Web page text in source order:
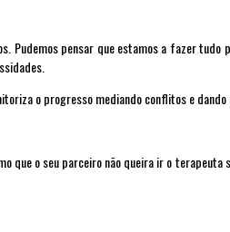
Pudemos pensar que estamos a fazer tudo
o progresso mediando conflitos e dando
que o seu parceiro não queira ir o terapeuta